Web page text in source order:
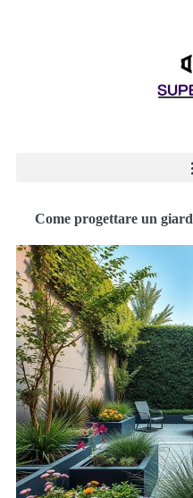
Come progettare un